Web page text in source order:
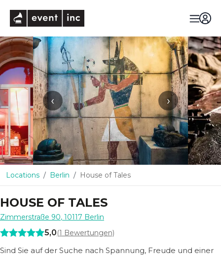
‹ ›
Locations Berlin House of Tales
HOUSE OF TALES
Zimmerstraße 90, 10117 Berlin
5,0(1 Bewertungen)
Sind Sie auf der Suche nach Spannung, Freude und einer